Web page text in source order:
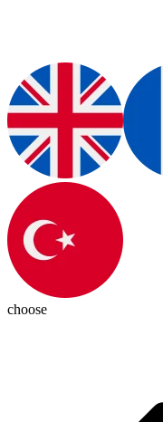
choose